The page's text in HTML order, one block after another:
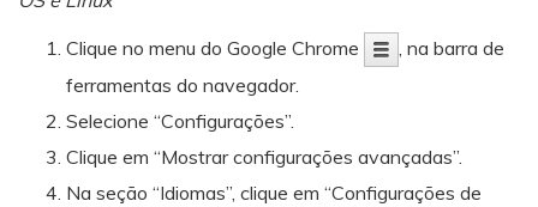
Clique no menu do Google Chrome
, na barra de
ferramentas do navegador.
Selecione “Configurações”.
Clique em “Mostrar configurações avançadas”.
Na seção “Idiomas”, clique em “Configurações de